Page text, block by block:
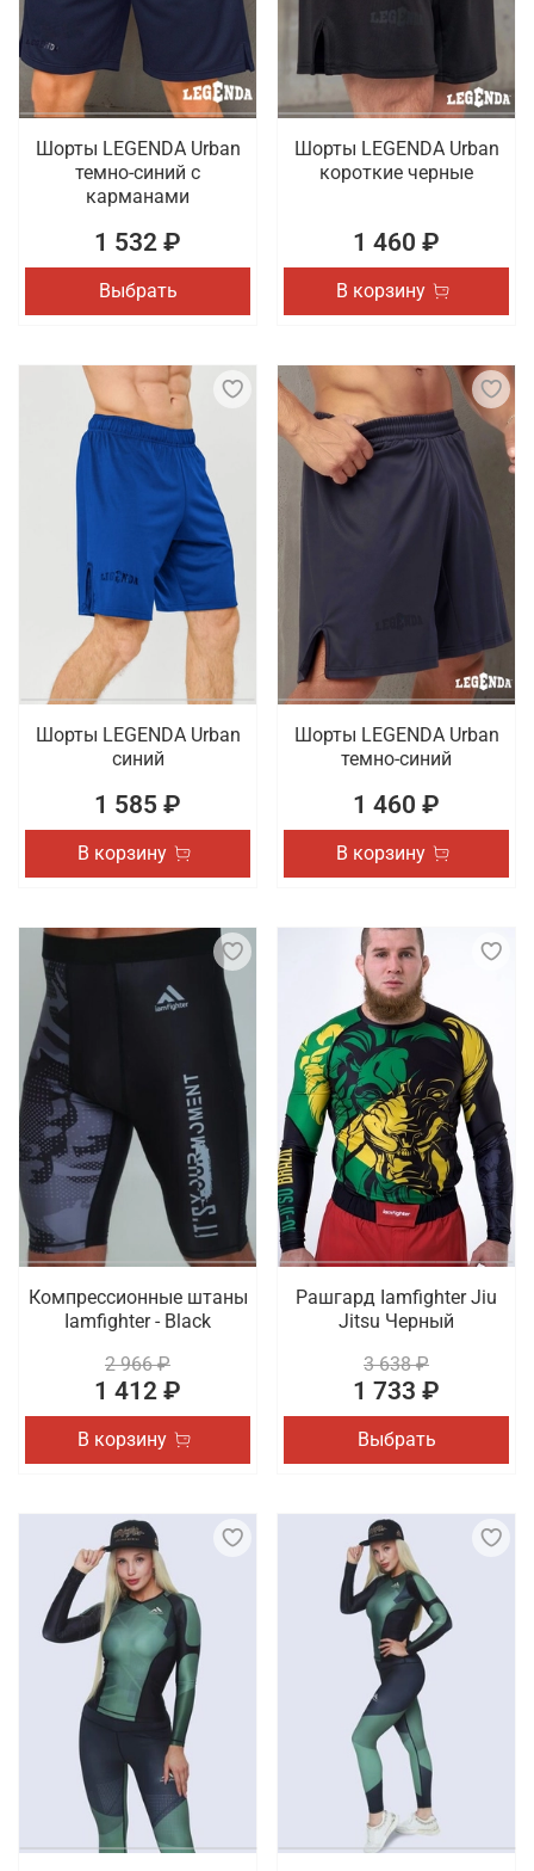
тренировок и соревнований, которая отличается
качественным пошивом. Осуществляется быстрая
доставка заказов по Дзержинску.
Шорты LEGENDA Urban
темно-синий с
карманами
1 532 ₽
Выбрать
Шорты LEGENDA Urban
короткие черные
1 460 ₽
В корзину
Шорты LEGENDA Urban
синий
1 585 ₽
В корзину
Шорты LEGENDA Urban
темно-синий
1 460 ₽
В корзину
Компрессионные штаны
Iamfighter - Black
2 966 ₽
1 412 ₽
В корзину
Рашгард Iamfighter Jiu
Jitsu Черный
3 638 ₽
1 733 ₽
Выбрать